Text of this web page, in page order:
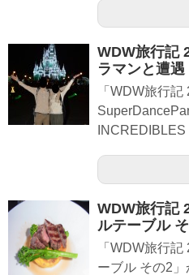
WDW旅行
ラマンと遭遇
「WDW旅行
WDW旅行記
ルテーブル
「WDW旅行
ーブル その2